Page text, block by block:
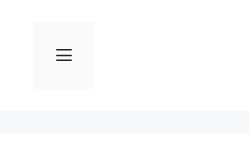
القائمة